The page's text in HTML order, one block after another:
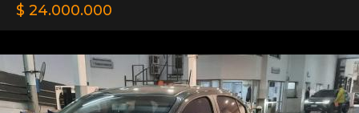
$ 24.000.000